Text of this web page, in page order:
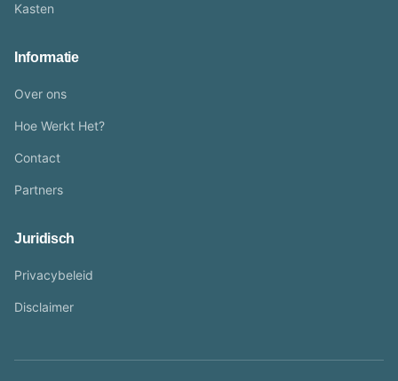
Kasten
Informatie
Over ons
Hoe Werkt Het?
Contact
Partners
Juridisch
Privacybeleid
Disclaimer